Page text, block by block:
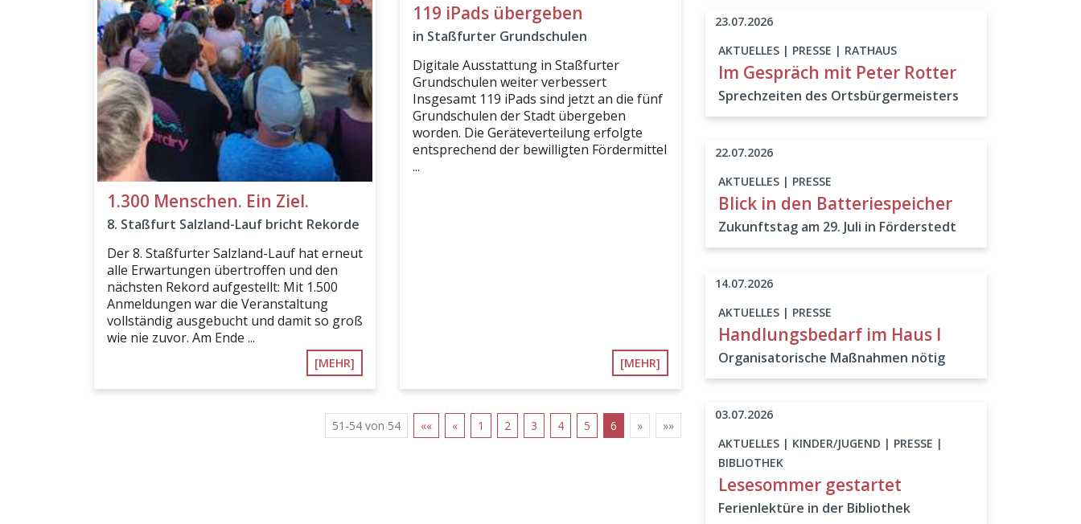
1.300 Menschen. Ein Ziel.
8. Staßfurt Salzland-Lauf bricht Rekorde
Der 8. Staßfurter Salzland-Lauf hat erneut
alle Erwartungen übertroffen und den
nächsten Rekord aufgestellt: Mit 1.500
Anmeldungen war die Veranstaltung
vollständig ausgebucht und damit so groß
wie nie zuvor. Am Ende ...
[MEHR]
119 iPads übergeben
in Staßfurter Grundschulen
Digitale Ausstattung in Staßfurter
Grundschulen weiter verbessert
Insgesamt 119 iPads sind jetzt an die fünf
Grundschulen der Stadt übergeben
worden. Die Geräteverteilung erfolgte
entsprechend der bewilligten Fördermittel
...
[MEHR]
51-54 von 54 «« « 1 2 3 4 5 6 » »»
AKTUELLES | PRESSE | RATHAUS
Im Gespräch mit Peter Rotter
Sprechzeiten des Ortsbürgermeisters
23.07.2026
AKTUELLES | PRESSE
Blick in den Batteriespeicher
Zukunftstag am 29. Juli in Förderstedt
22.07.2026
AKTUELLES | PRESSE
Handlungsbedarf im Haus I
Organisatorische Maßnahmen nötig
14.07.2026
AKTUELLES | KINDER/JUGEND | PRESSE |
BIBLIOTHEK
Lesesommer gestartet
Ferienlektüre in der Bibliothek
03.07.2026